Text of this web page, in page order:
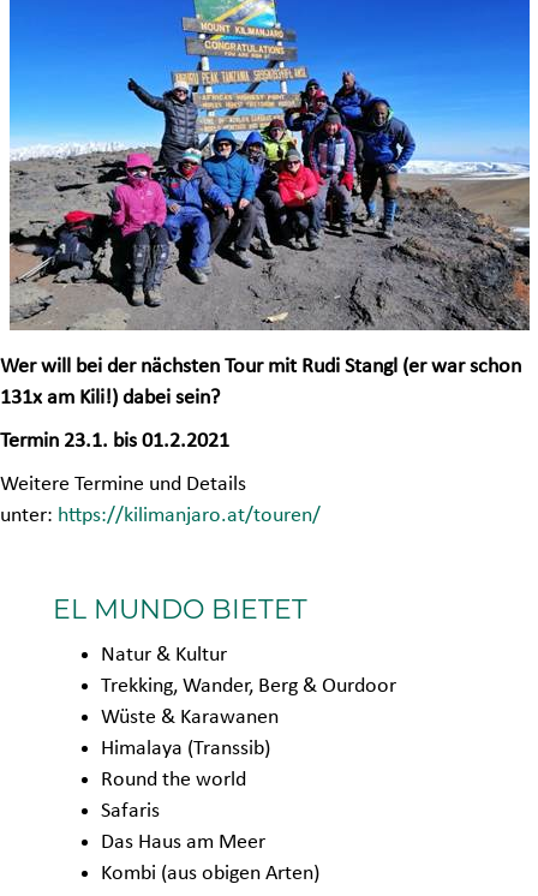
Wer will bei der nächsten Tour mit Rudi Stangl (er war schon
131x am Kili!) dabei sein?
Termin 23.1. bis 01.2.2021
Weitere Termine und Details
unter: https://kilimanjaro.at/touren/
EL MUNDO BIETET
Natur & Kultur
Trekking, Wander, Berg & Ourdoor
Wüste & Karawanen
Himalaya (Transsib)
Round the world
Safaris
Das Haus am Meer
Kombi (aus obigen Arten)